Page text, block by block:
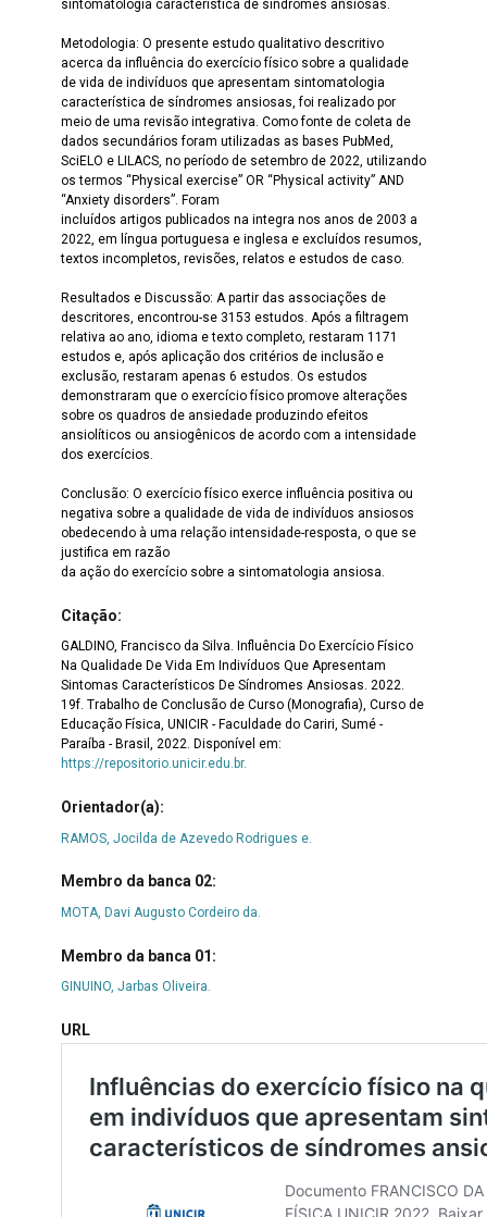
sintomatologia característica de síndromes ansiosas.
Metodologia: O presente estudo qualitativo descritivo
acerca da influência do exercício físico sobre a qualidade
de vida de indivíduos que apresentam sintomatologia
característica de síndromes ansiosas, foi realizado por
meio de uma revisão integrativa. Como fonte de coleta de
dados secundários foram utilizadas as bases PubMed,
SciELO e LILACS, no período de setembro de 2022, utilizando
os termos “Physical exercise” OR “Physical activity” AND
“Anxiety disorders”. Foram
incluídos artigos publicados na integra nos anos de 2003 a
2022, em língua portuguesa e inglesa e excluídos resumos,
textos incompletos, revisões, relatos e estudos de caso.
Resultados e Discussão: A partir das associações de
descritores, encontrou-se 3153 estudos. Após a filtragem
relativa ao ano, idioma e texto completo, restaram 1171
estudos e, após aplicação dos critérios de inclusão e
exclusão, restaram apenas 6 estudos. Os estudos
demonstraram que o exercício físico promove alterações
sobre os quadros de ansiedade produzindo efeitos
ansiolíticos ou ansiogênicos de acordo com a intensidade
dos exercícios.
Conclusão: O exercício físico exerce influência positiva ou
negativa sobre a qualidade de vida de indivíduos ansiosos
obedecendo à uma relação intensidade-resposta, o que se
justifica em razão
da ação do exercício sobre a sintomatologia ansiosa.
Citação:
GALDINO, Francisco da Silva. Influência Do Exercício Físico
Na Qualidade De Vida Em Indivíduos Que Apresentam
Sintomas Característicos De Síndromes Ansiosas. 2022.
19f. Trabalho de Conclusão de Curso (Monografia), Curso de
Educação Física, UNICIR - Faculdade do Cariri, Sumé -
Paraíba - Brasil, 2022. Disponível em:
https://repositorio.unicir.edu.br.
Orientador(a):
RAMOS, Jocilda de Azevedo Rodrigues e.
Membro da banca 02:
MOTA, Davi Augusto Cordeiro da.
Membro da banca 01:
GINUINO, Jarbas Oliveira.
URL